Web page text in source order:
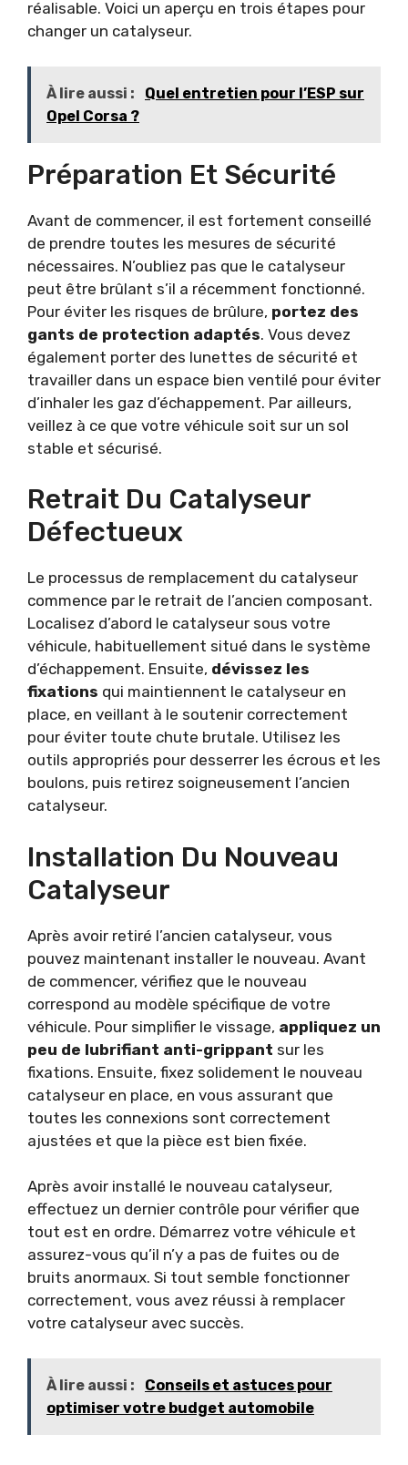
réalisable. Voici un aperçu en trois étapes pour
changer un catalyseur.
À lire aussi :
Quel entretien pour l’ESP sur
Opel Corsa ?
Préparation Et Sécurité
Avant de commencer, il est fortement conseillé
de prendre toutes les mesures de sécurité
nécessaires. N’oubliez pas que le catalyseur
peut être brûlant s’il a récemment fonctionné.
Pour éviter les risques de brûlure, portez des
gants de protection adaptés. Vous devez
également porter des lunettes de sécurité et
travailler dans un espace bien ventilé pour éviter
d’inhaler les gaz d’échappement. Par ailleurs,
veillez à ce que votre véhicule soit sur un sol
stable et sécurisé.
Retrait Du Catalyseur
Défectueux
Le processus de remplacement du catalyseur
commence par le retrait de l’ancien composant.
Localisez d’abord le catalyseur sous votre
véhicule, habituellement situé dans le système
d’échappement. Ensuite, dévissez les
fixations qui maintiennent le catalyseur en
place, en veillant à le soutenir correctement
pour éviter toute chute brutale. Utilisez les
outils appropriés pour desserrer les écrous et les
boulons, puis retirez soigneusement l’ancien
catalyseur.
Installation Du Nouveau
Catalyseur
Après avoir retiré l’ancien catalyseur, vous
pouvez maintenant installer le nouveau. Avant
de commencer, vérifiez que le nouveau
correspond au modèle spécifique de votre
véhicule. Pour simplifier le vissage, appliquez un
peu de lubrifiant anti-grippant sur les
fixations. Ensuite, fixez solidement le nouveau
catalyseur en place, en vous assurant que
toutes les connexions sont correctement
ajustées et que la pièce est bien fixée.
Après avoir installé le nouveau catalyseur,
effectuez un dernier contrôle pour vérifier que
tout est en ordre. Démarrez votre véhicule et
assurez-vous qu’il n’y a pas de fuites ou de
bruits anormaux. Si tout semble fonctionner
correctement, vous avez réussi à remplacer
votre catalyseur avec succès.
À lire aussi :
Conseils et astuces pour
optimiser votre budget automobile